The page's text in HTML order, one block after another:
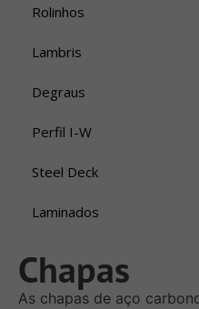
Rolinhos
Lambris
Degraus
Perfil I-W
Steel Deck
Laminados
Chapas
As chapas de aço